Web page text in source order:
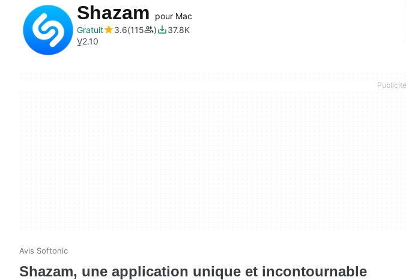
Shazam
pour Mac
Gratuit
3.6 115
37.8K
V2.10
Avis Softonic
Shazam, une application unique et incontournable